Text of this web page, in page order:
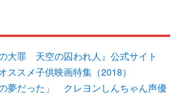
大罪 天空の囚われ人』公式サイト
ススメ子供映画特集（2018）
夢だった」 クレヨンしんちゃん声優